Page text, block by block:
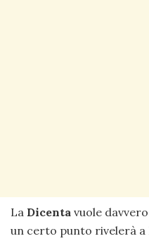
La Dicenta vuole
un certo punto rivelerà a